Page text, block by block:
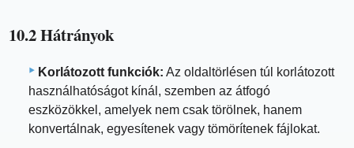
10.2 Hátrányok
Korlátozott funkciók: Az oldaltörlésen túl korlátozott
használhatóságot kínál, szemben az átfogó
eszközökkel, amelyek nem csak törölnek, hanem
konvertálnak, egyesítenek vagy tömörítenek fájlokat.